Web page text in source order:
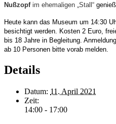
Nußzopfim ehemaligen „Stall“
Heute kann das Museum um 14:30
besichtigt werden. Kosten 2 Euro,
bis 18 Jahre in Begleitung.
ab 10 Personen bitte vorab melden.
Details
Datum: 11. April 2021
Zeit:
14:00 - 17:00